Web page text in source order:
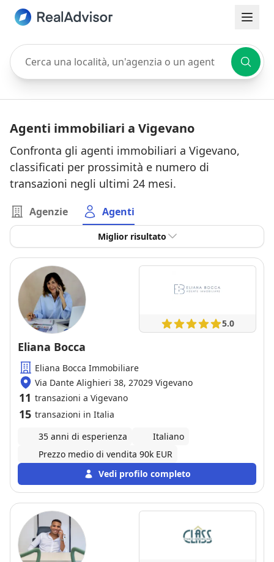
Cerca una località, un'agenzia o un agente
Agenti immobiliari a Vigevano
Confronta gli agenti immobiliari a Vigevano,
classificati per prossimità e numero di
transazioni negli ultimi 24 mesi.
Agenzie Agenti
Miglior risultato
5.0
Eliana Bocca
Eliana Bocca Immobiliare
Via Dante Alighieri 38, 27029 Vigevano
11 transazioni a Vigevano
15 transazioni in Italia
35 anni di esperienza
Italiano
Prezzo medio di vendita 90k EUR
Vedi profilo completo